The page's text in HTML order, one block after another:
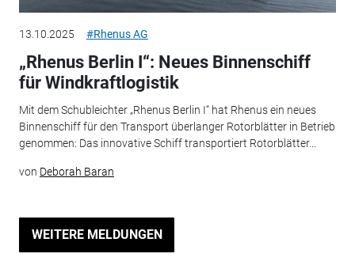
13.10.2025 #Rhenus AG
„Rhenus Berlin I“: Neues Binnenschiff
für Windkraftlogistik
Mit dem Schubleichter „Rhenus Berlin I“ hat Rhenus ein neues
Binnenschiff für den Transport überlanger Rotorblätter in Betrieb
genommen: Das innovative Schiff transportiert Rotorblätter...
von Deborah Baran
WEITERE MELDUNGEN